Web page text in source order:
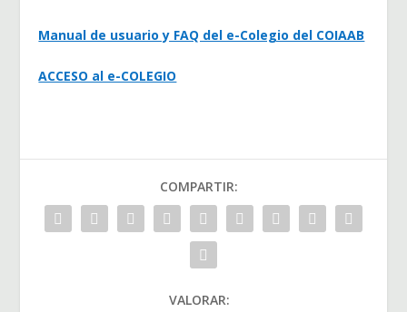
Manual de usuario y FAQ del e-Colegio del COIAAB
ACCESO al e-COLEGIO
COMPARTIR:
VALORAR: